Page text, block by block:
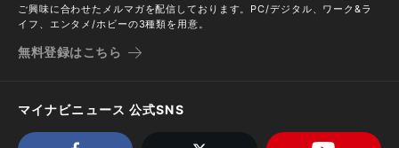
ご興味に合わせたメルマガを配信しております。PC/デジタル、ワーク&ラ
イフ、エンタメ/ホビーの3種類を用意。
無料登録はこちら
マイナビニュース 公式SNS